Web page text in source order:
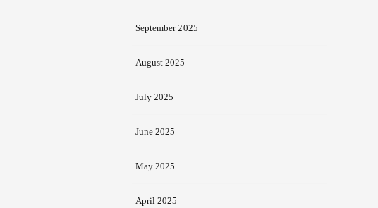
September 2025
August 2025
July 2025
June 2025
May 2025
April 2025